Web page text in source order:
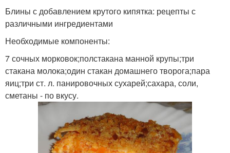
Блины с добавлением крутого кипятка: рецепты с
различными ингредиентами
Необходимые компоненты:
7 сочных морковок;полстакана манной крупы;три
стакана молока;один стакан домашнего творога;пара
яиц;три ст. л. панировочных сухарей;сахара, соли,
сметаны - по вкусу.